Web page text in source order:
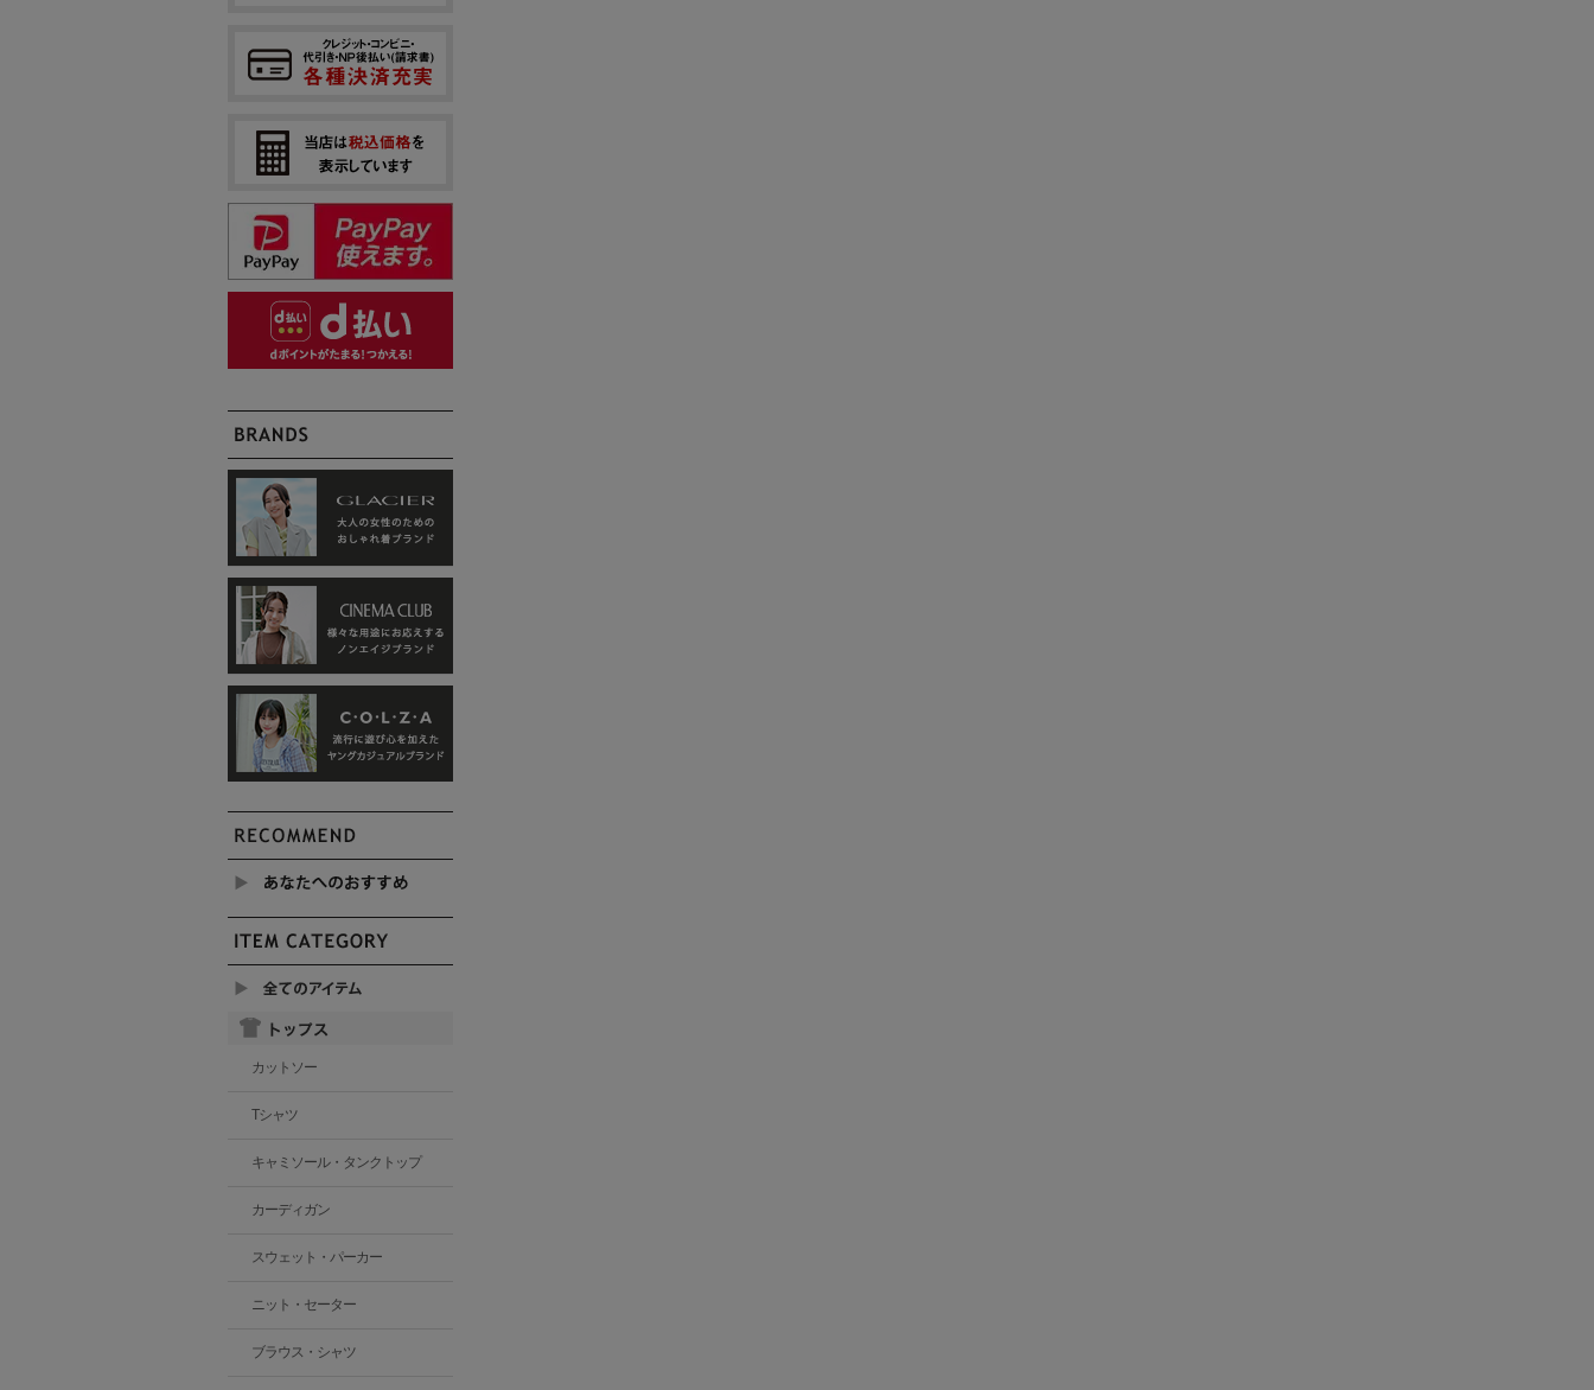
カットソー
Tシャツ
キャミソール・タンクトップ
カーディガン
スウェット・パーカー
ニット・セーター
ブラウス・シャツ